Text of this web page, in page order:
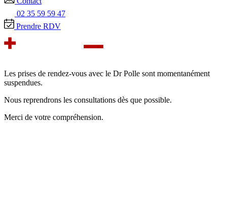
02 35 59 59 47
Prendre RDV
Les prises de rendez-vous avec le Dr Polle sont momentanément
suspendues.
Nous reprendrons les consultations dès que possible.
Merci de votre compréhension.